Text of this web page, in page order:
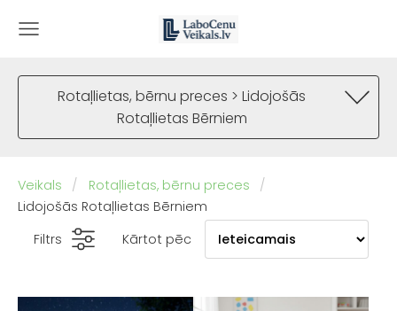
Rotaļlietas, bērnu preces > Lidojošās
Rotaļlietas Bērniem
Veikals
Rotaļlietas, bērnu preces
Lidojošās Rotaļlietas Bērniem
Filtrs
Kārtot pēc